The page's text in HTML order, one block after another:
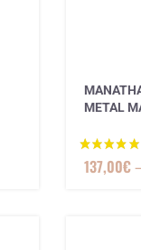
METAL
137,00€